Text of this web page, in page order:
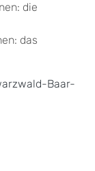
die
das
Baar-